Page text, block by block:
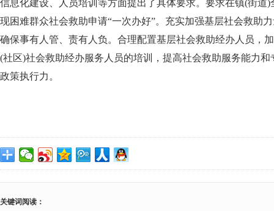
信息化建设、人员培训等方面提出了具体要求。要求在镇(街道
现困难群众社会救助申请“一次办好”。充实加强基层社会救助
确保事有人管、责有人负。合理配置基层社会救助经办人员，
(社区)社会救助经办服务人员的培训，提高社会救助服务能力
政策执行力。
关键词阅读：